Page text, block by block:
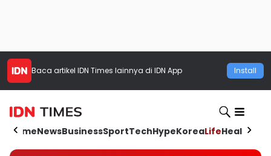
Baca artikel IDN Times lainnya di IDN App Install
HomeNewsBusinessSportTechHypeKoreaLifeHealth